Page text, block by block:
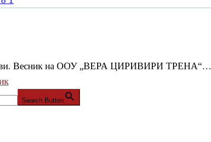
Весник на ООУ „ВЕРА ЦИРИВИРИ ТРЕНА“…
Search Button